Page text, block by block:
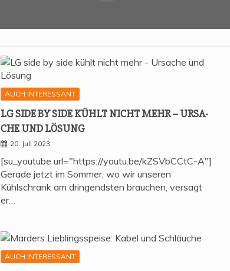
AUCH INTERESSANT
LG SIDE BY SIDE KÜHLT NICHT MEHR – URSA­
CHE UND LÖSUNG
20. Juli 2023
[su_youtube url="https://youtu.be/kZSVbCCtC-A"]
Gerade jetzt im Sommer, wo wir unseren
Kühlschrank am dringendsten brauchen, versagt
er…
AUCH INTERESSANT